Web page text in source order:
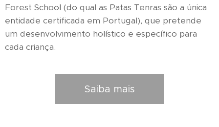
Forest School (do qual as Patas Tenras são a única
entidade certificada em Portugal), que pretende
um desenvolvimento holístico e específico para
cada criança.
Saiba mais